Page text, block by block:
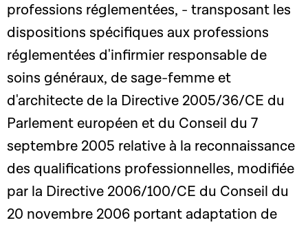
professions réglementées, - transposant les
dispositions spécifiques aux professions
réglementées d'infirmier responsable de
soins généraux, de sage-femme et
d'architecte de la Directive 2005/36/CE du
Parlement européen et du Conseil du 7
septembre 2005 relative à la reconnaissance
des qualifications professionnelles, modifiée
par la Directive 2006/100/CE du Conseil du
20 novembre 2006 portant adaptation de